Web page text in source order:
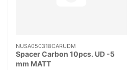
NUSA050318CARUDM
Spacer Carbon 10pcs. UD -5
mm MATT